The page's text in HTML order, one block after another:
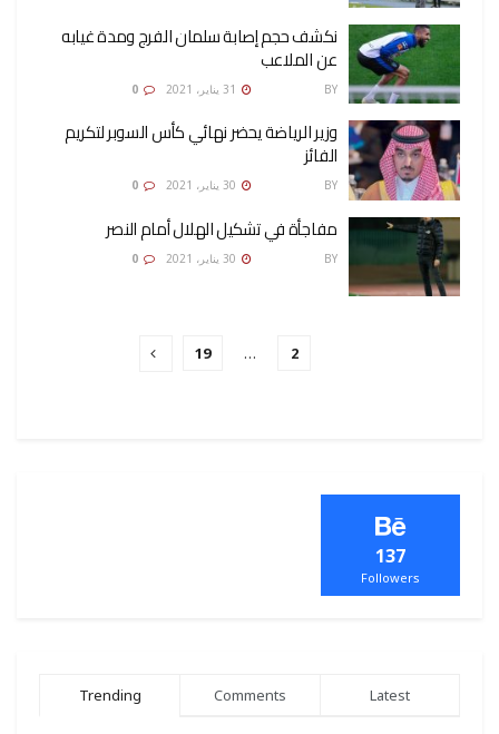
نكشف حجم إصابة سلمان الفرج ومدة غيابه
عن الملاعب
BY
وزير الرياضة يحضر نهائي كأس السوبر لتكريم
الفائز
BY
مفاجأة في تشكيل الهلال أمام النصر
BY
2
…
19
137
Followers
Trending Comments Latest